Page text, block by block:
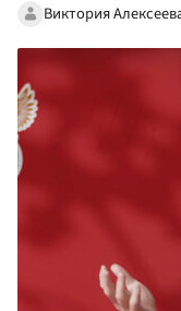
Виктория